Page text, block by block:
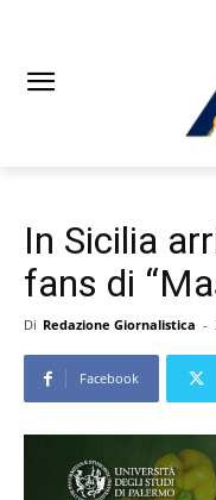
In Sicilia
fans di
Di Redazione Giornalistica -
Facebook